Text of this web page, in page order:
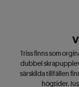
Triss finns som
dubbel
särskilda tillfällen
högtider.